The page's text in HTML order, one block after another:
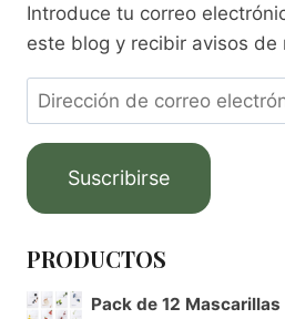
Introduce tu correo
este blog y recibir avisos de
Suscribirse
PRODUCTOS
Pack de 12